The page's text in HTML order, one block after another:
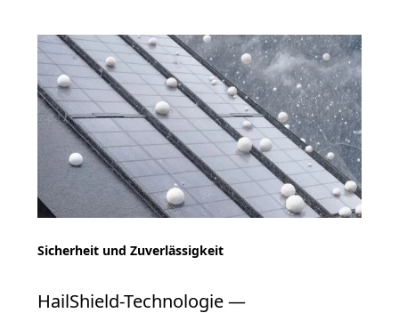
Sicherheit und Zuverlässigkeit
HailShield-Technologie —